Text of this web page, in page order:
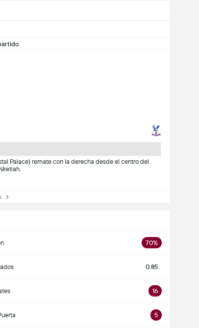
Palace) remate con la derecha desde el centro del
70%
0.85
16
5